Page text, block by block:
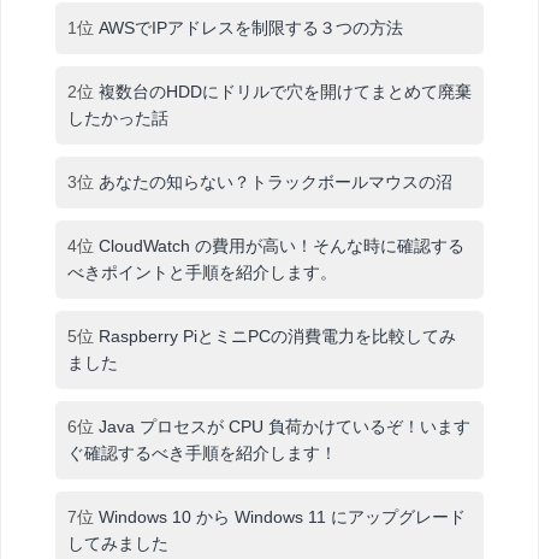
1位 AWSでIPアドレスを制限する３つの方法
2位 複数台のHDDにドリルで穴を開けてまとめて廃棄
したかった話
3位 あなたの知らない？トラックボールマウスの沼
4位 CloudWatch の費用が高い！そんな時に確認する
べきポイントと手順を紹介します。
5位 Raspberry PiとミニPCの消費電力を比較してみ
ました
6位 Java プロセスが CPU 負荷かけているぞ！います
ぐ確認するべき手順を紹介します！
7位 Windows 10 から Windows 11 にアップグレード
してみました